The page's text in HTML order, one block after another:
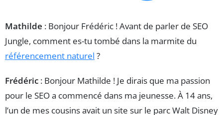
Mathilde : Bonjour Frédéric ! Avant de parler de SEO
Jungle, comment es-tu tombé dans la marmite du
référencement naturel ?
Frédéric : Bonjour Mathilde ! Je dirais que ma passion
pour le SEO a commencé dans ma jeunesse. À 14 ans,
l’un de mes cousins avait un site sur le parc Walt Disney